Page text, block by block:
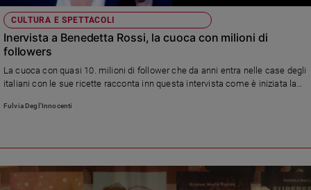
Pubblicità
Registrati
CULTURA E SPETTACOLI
Inervista a Benedetta Rossi, la cuoca con milioni di
followers
La cuoca con quasi 10. milioni di follower che da anni entra nelle case degli
italiani con le sue ricette racconta inn questa intervista come è iniziata la
imparato sul campo. Già a tre anni e mezzo cucinavo le… frittelle con zia
Fulvia Degl'Innocenti